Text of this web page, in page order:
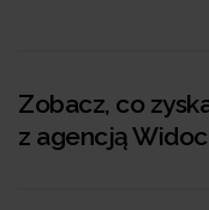
Zobacz, co
z agencją